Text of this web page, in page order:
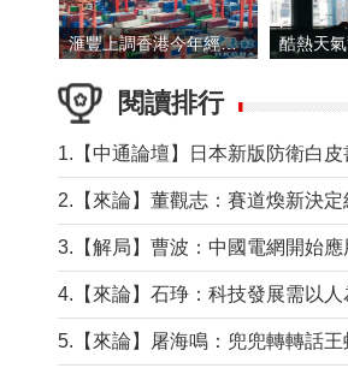
滙豐上調香港今年經濟增長預測至4.5%
閱讀排行
2.【來論】董觀志：賽道煥新決